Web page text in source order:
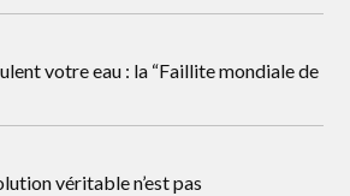
votre eau : la “Faillite mondiale de
véritable n’est pas